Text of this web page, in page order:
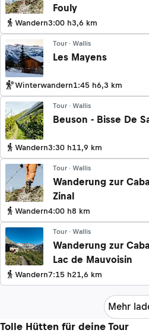
Fouly
Wandern3:00 h3,6 km
Tour · Wallis
Les Mayens
Winterwandern1:45 h6,3 km
Tour · Wallis
Beuson - Bisse De
Wandern3:30 h11,9 km
Tour · Wallis
Wanderung zur
Zinal
Wandern4:00 h8 km
Tour · Wallis
Wanderung zur
Lac de Mauvoisin
Wandern7:15 h21,6 km
Mehr
Tolle Hütten für deine Tour